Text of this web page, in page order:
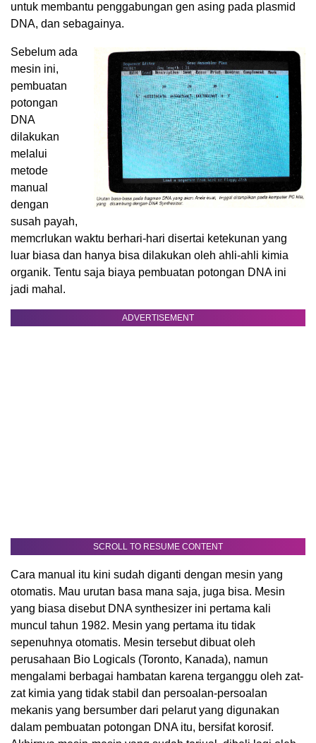
untuk membantu penggabungan gen asing pada plasmid
DNA, dan sebagainya.
Sebelum ada
mesin ini,
pembuatan
potongan
DNA
dilakukan
melalui
metode
manual
dengan
susah payah,
memcrlukan waktu berhari-hari disertai ketekunan yang
luar biasa dan hanya bisa dilakukan oleh ahli-ahli kimia
organik. Tentu saja biaya pembuatan potongan DNA ini
jadi mahal.
ADVERTISEMENT
SCROLL TO RESUME CONTENT
Cara manual itu kini sudah diganti dengan mesin yang
otomatis. Mau urutan basa mana saja, juga bisa. Mesin
yang biasa disebut DNA synthesizer ini pertama kali
muncul tahun 1982. Mesin yang pertama itu tidak
sepenuhnya otomatis. Mesin tersebut dibuat oleh
perusahaan Bio Logicals (Toronto, Kanada), namun
mengalami berbagai hambatan karena terganggu oleh zat-
zat kimia yang tidak stabil dan persoalan-persoalan
mekanis yang bersumber dari pelarut yang digunakan
dalam pembuatan potongan DNA itu, bersifat korosif.